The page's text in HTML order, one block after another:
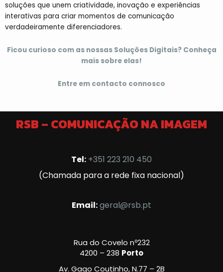
soluções que unem criatividade, inovação e experiências
interativas para criar momentos de comunicação
verdadeiramente diferenciadores.
Ficou curioso com as nossas Soluções Digitais? Conheça
mais sobre elas!
Entre em contacto connosco
RSB – COMUNICAÇÃO NA IMAGEM
Tel: +351 223 210 450
(Chamada para a rede fixa nacional)
Email:geral@rsb.pt
Rua do Covelo nº232
4200 – 238 Porto
Av. Gago Coutinho, N.77 – 2B